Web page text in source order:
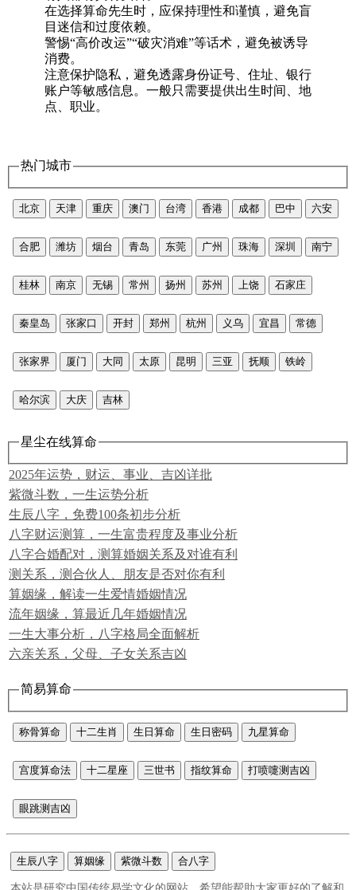
在选择算命先生时，应保持理性和谨慎，避免盲
目迷信和过度依赖。
警惕“高价改运”“破灾消难”等话术，避免被诱导
消费。
注意保护隐私，避免透露身份证号、住址、银行
账户等敏感信息。一般只需要提供出生时间、地
点、职业。
热门城市
北京 天津 重庆 澳门 台湾 香港 成都 巴中 六安
合肥 潍坊 烟台 青岛 东莞 广州 珠海 深圳 南宁
桂林 南京 无锡 常州 扬州 苏州 上饶 石家庄
秦皇岛 张家口 开封 郑州 杭州 义乌 宜昌 常德
张家界 厦门 大同 太原 昆明 三亚 抚顺 铁岭
哈尔滨 大庆 吉林
星尘在线算命
2025年运势，财运、事业、吉凶详批
紫微斗数，一生运势分析
生辰八字，免费100条初步分析
八字财运测算，一生富贵程度及事业分析
八字合婚配对，测算婚姻关系及对谁有利
测关系，测合伙人、朋友是否对你有利
算姻缘，解读一生爱情婚姻情况
流年姻缘，算最近几年婚姻情况
一生大事分析，八字格局全面解析
六亲关系，父母、子女关系吉凶
简易算命
称骨算命 十二生肖 生日算命 生日密码 九星算命
宫度算命法 十二星座 三世书 指纹算命 打喷嚏测吉凶
眼跳测吉凶
生辰八字 算姻缘 紫微斗数 合八字